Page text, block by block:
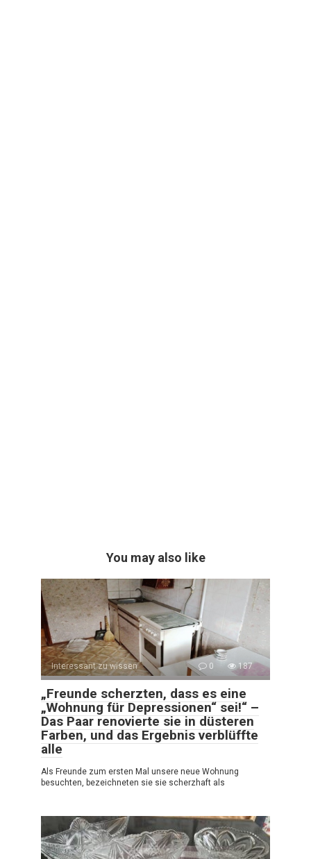
You may also like
Interessant zu wissen 0 187
„Freunde scherzten, dass es eine
„Wohnung für Depressionen“ sei!“ –
Das Paar renovierte sie in düsteren
Farben, und das Ergebnis verblüffte
alle
Als Freunde zum ersten Mal unsere neue Wohnung
besuchten, bezeichneten sie sie scherzhaft als